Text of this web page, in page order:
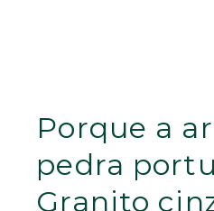
Porque a
pedra
Granito